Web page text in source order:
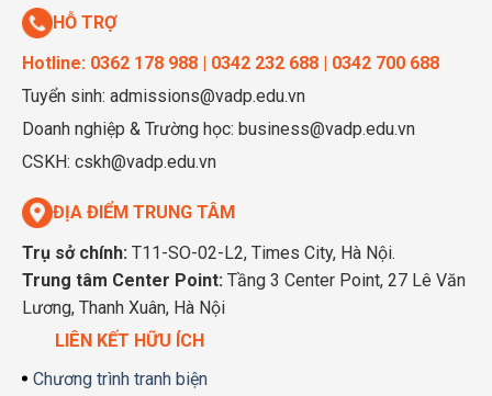
HỖ TRỢ
Hotline: 0362 178 988 | 0342 232 688 | 0342 700 688
Tuyển sinh: admissions@vadp.edu.vn
Doanh nghiệp & Trường học: business@vadp.edu.vn
CSKH: cskh@vadp.edu.vn
ĐỊA ĐIỂM TRUNG TÂM
Trụ sở chính: T11-SO-02-L2, Times City, Hà Nội.
Trung tâm Center Point: Tầng 3 Center Point, 27 Lê Văn
Lương, Thanh Xuân, Hà Nội
LIÊN KẾT HỮU ÍCH
Chương trình tranh biện